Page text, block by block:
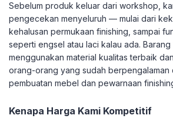
Sebelum produk keluar dari workshop,
pengecekan menyeluruh — mulai dari
kehalusan permukaan finishing, sampai
seperti engsel atau laci kalau ada.
menggunakan material kualitas terbaik
orang-orang yang sudah berpengalaman
pembuatan mebel dan pewarnaan
Kenapa Harga Kami Kompetitif